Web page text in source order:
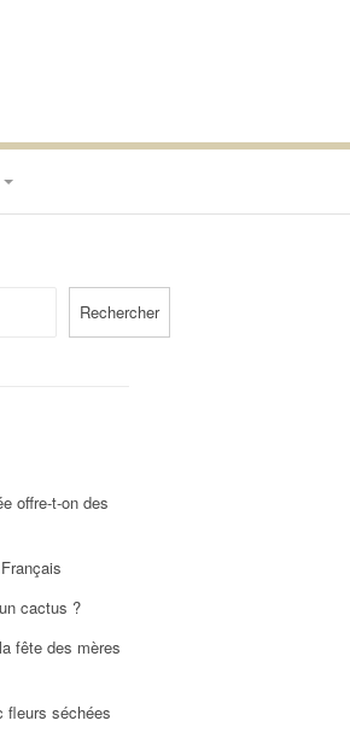
Rechercher
offre-t-on des
cactus ?
fête des mères
fleurs séchées